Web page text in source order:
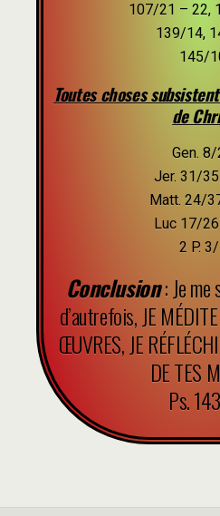
107/21 – 22,
139/14,
145/
Toutes choses
de
Gen.
Jer. 31/
Matt. 24/
Luc 17/
2 P.
Conclusion: Je me
d’autrefois, JE
ŒUVRES, JE
DE TES
Ps.